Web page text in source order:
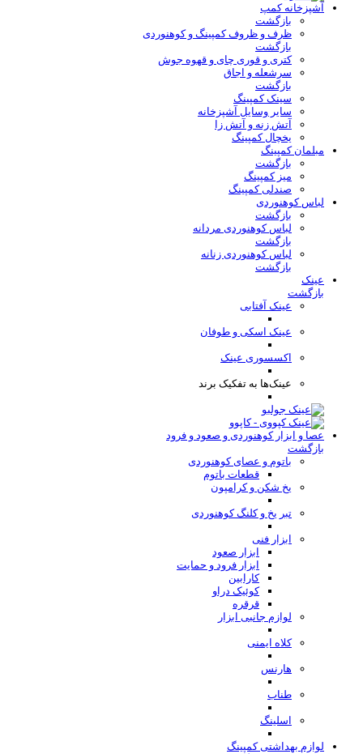
آشپزخانه کمپ
بازگشت
ظرف و ظروف کمپینگ و کوهنوردی
بازگشت
کتری و قوری چای و قهوه جوش
سرشعله و اجاق
بازگشت
سینک کمپینگ
سایر وسایل آشپزخانه
آتش زنه و آتش زا
یخچال کمپینگ
مبلمان کمپینگ
بازگشت
میز کمپینگ
صندلی کمپینگ
لباس کوهنوردی
بازگشت
لباس کوهنوردی مردانه
بازگشت
لباس کوهنوردی زنانه
بازگشت
عینک
بازگشت
عینک آفتابی
عینک اسکی و طوفان
اکسسوری عینک
عینک‌ها به تفکیک برند
عصا و ابزار کوهنوردی و صعود و فرود
بازگشت
باتوم و عصای کوهنوردی
قطعات باتوم
یخ شکن و کرامپون
تبر یخ و کلنگ کوهنوردی
ابزار فنی
ابزار صعود
ابزار فرود و حمایت
کارابین
کوئیک دراو
قرقره
لوازم جانبی ابزار
کلاه ایمنی
هارنس
طناب
اسلینگ
لوازم بهداشتی کمپینگ